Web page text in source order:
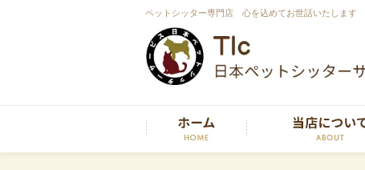
ペットシッター専門店 心を込めてお世話いたします